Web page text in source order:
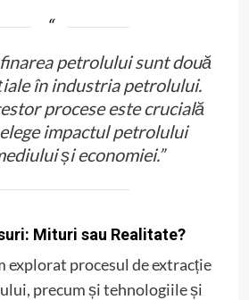
petrolului sunt două
în industria petrolului.
procese este crucială
impactul petrolului
și economiei.”
Mituri sau Realitate?
explorat procesul de extracție
precum și tehnologiile și